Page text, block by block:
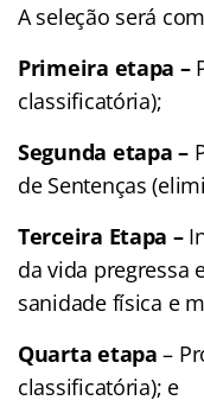
A seleção será
Primeira etapa –
classificatória);
Segunda etapa –
de Sentenças
Terceira Etapa –
da vida pregressa
sanidade física e
Quarta etapa –
classificatória); e